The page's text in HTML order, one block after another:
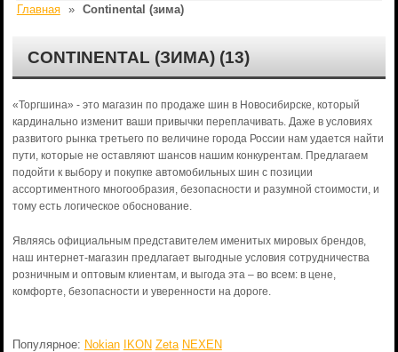
Главная » Continental (зима)
CONTINENTAL (ЗИМА) (13)
«Торгшина» - это магазин по продаже шин в Новосибирске, который
кардинально изменит ваши привычки переплачивать. Даже в условиях
развитого рынка третьего по величине города России нам удается найти
пути, которые не оставляют шансов нашим конкурентам. Предлагаем
подойти к выбору и покупке автомобильных шин с позиции
ассортиментного многообразия, безопасности и разумной стоимости, и
тому есть логическое обоснование.
Являясь официальным представителем именитых мировых брендов,
наш интернет-магазин предлагает выгодные условия сотрудничества
розничным и оптовым клиентам, и выгода эта – во всем: в цене,
комфорте, безопасности и уверенности на дороге.
Популярное: Nokian IKON Zeta NEXEN